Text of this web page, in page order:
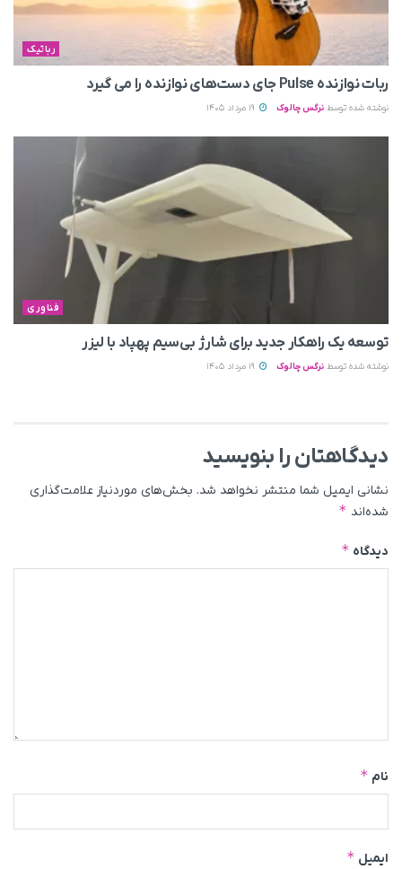
رباتیک
ربات نوازنده Pulse جای دست‌های نوازنده را می‌ گیرد
نوشته شده توسط نرگس چالوک
فناوری
توسعه یک راهکار جدید برای شارژ بی‌سیم پهپاد با لیزر
نوشته شده توسط نرگس چالوک
دیدگاهتان را بنویسید
نشانی ایمیل شما منتشر نخواهد شد. بخش‌های موردنیاز علامت‌گذاری
شده‌اند *
دیدگاه *
نام *
ایمیل *